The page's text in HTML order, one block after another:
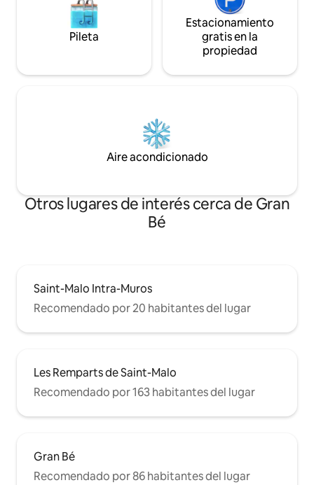
Pileta
Estacionamiento
gratis en la
propiedad
Aire acondicionado
Otros lugares de interés cerca de Gran
Bé
Saint-Malo Intra-Muros
Recomendado por 20 habitantes del lugar
Les Remparts de Saint-Malo
Recomendado por 163 habitantes del lugar
Gran Bé
Recomendado por 86 habitantes del lugar